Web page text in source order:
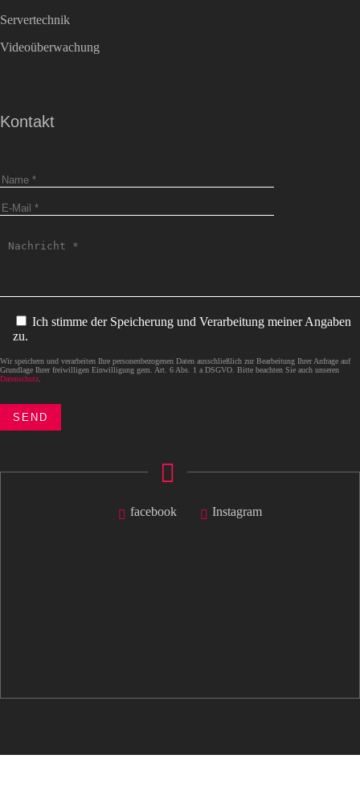
Servertechnik
Videoüberwachung
Kontakt
Ich stimme der Speicherung und Verarbeitung meiner Angaben
zu.
Wir speichern und verarbeiten Ihre personenbezogenen Daten ausschließlich zur Bearbeitung Ihrer Anfrage auf
Grundlage Ihrer freiwilligen Einwilligung gem. Art. 6 Abs. 1 a DSGVO. Bitte beachten Sie auch unseren
Datenschutz
facebook Instagram